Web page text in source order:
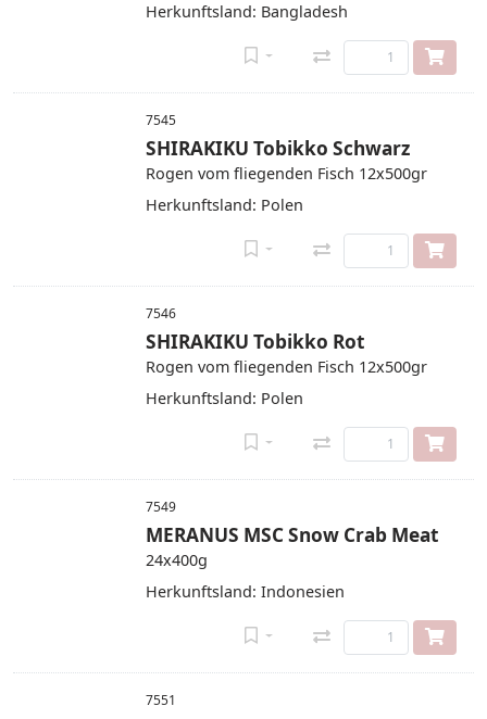
Herkunftsland: Bangladesh
7545
SHIRAKIKU Tobikko Schwarz
Rogen vom fliegenden Fisch 12x500gr
Herkunftsland: Polen
7546
SHIRAKIKU Tobikko Rot
Rogen vom fliegenden Fisch 12x500gr
Herkunftsland: Polen
7549
MERANUS MSC Snow Crab Meat
24x400g
Herkunftsland: Indonesien
7551